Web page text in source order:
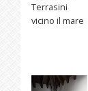
Terrasini
vicino il mare